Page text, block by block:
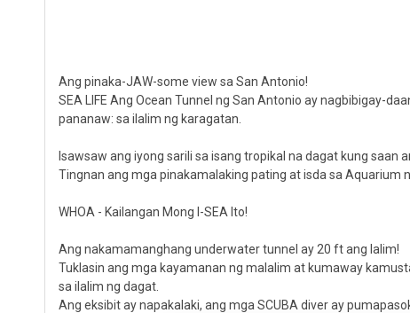
Ang pinaka-JAW-some view sa San Antonio!
SEA LIFE Ang Ocean Tunnel ng San Antonio ay nagbibigay-
pananaw: sa ilalim ng karagatan.
Isawsaw ang iyong sarili sa isang tropikal na dagat kung
Tingnan ang mga pinakamalaking pating at isda sa Aquarium
WHOA - Kailangan Mong I-SEA Ito!
Ang nakamamanghang underwater tunnel ay 20 ft ang lalim!
Tuklasin ang mga kayamanan ng malalim at kumaway
sa ilalim ng dagat.
Ang eksibit ay napakalaki, ang mga SCUBA diver ay